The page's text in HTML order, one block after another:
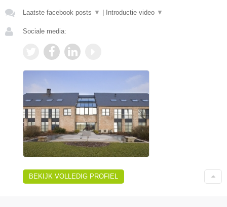
Laatste facebook posts ▼ Introductie video ▼
Sociale media:
BEKIJK VOLLEDIG PROFIEL